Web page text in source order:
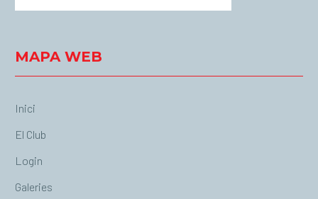
MAPA WEB
Inici
El Club
Login
Galeries